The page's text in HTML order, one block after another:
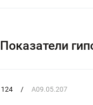
Показатели
124 / A09.05.207